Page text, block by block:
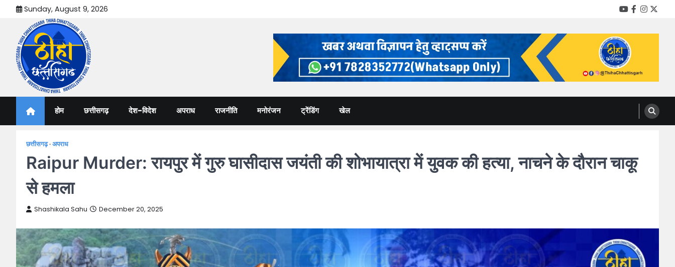
content
Sunday, August 9, 2026 YouTube
Facebook
Thiha Chhattisgarh
होम छत्तीसगढ़ देश-विदेश अपराध राजनीति मनोरंजन ट्रेंडिंग खेल
छत्तीसगढ़ अपराध
Raipur Murder: रायपुर में गुरु घासीदास जयंती की शोभायात्रा में युवक की हत्या, नाचने के दौरान चाकू
से हमला
Shashikala Sahu December 20, 2025